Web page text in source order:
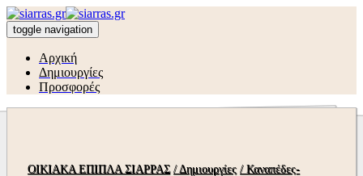
toggle navigation
Αρχική
Δημιουργίες
Προσφορές
ΟΙΚΙΑΚΑ ΕΠΙΠΛΑ ΣΙΑΡΡΑΣ / Δημιουργίες / Καναπέδες-